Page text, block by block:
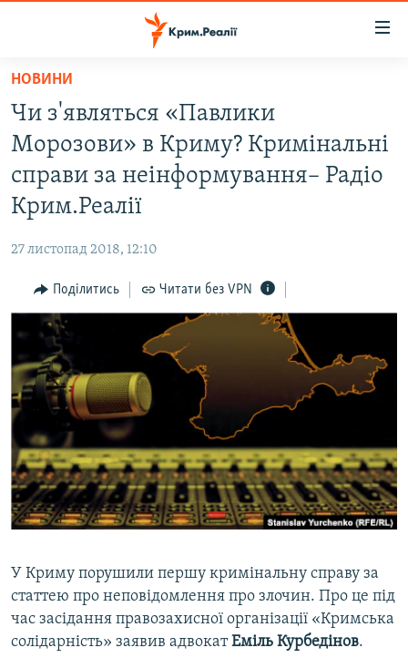
Перейти
основного
матеріалу
Перейти
до
основної
Перейти
пошуку
НОВИНИ
ВІДЕО ТА ФОТО
ПОЛІТИКА
ІНТЕРВ'Ю
ВСЕ ЗА ДЕНЬ
СПЕЦПРОЕКТИ
ДЕПОРТАЦІЯ
ВІДЕОУРОКИ «ELIFBE»
СВІДЧЕННЯ ОКУПАЦІЇ
УКРАЇНСЬКА ПРОБЛЕМА КРИМУ
ІНФОГРАФІКА
ЯК ОБІЙТИ БЛОКУВАННЯ
Русский
Qırımtatar
ДОЛУЧАЙСЯ!
Усі сайти RFE/RL
НОВИНИ
Чи з'являться «Павлики
Морозови» в Криму? Кримінальні
справи за неінформування– Радіо
Крим.Реалії
27 листопад 2018, 12:10
Поділитись Читати без VPN
У Криму порушили першу кримінальну справу за
статтею про неповідомлення про злочин. Про це під
час засідання правозахисної організації «Кримська
солідарність» заявив адвокатЕміль Курбедінов.